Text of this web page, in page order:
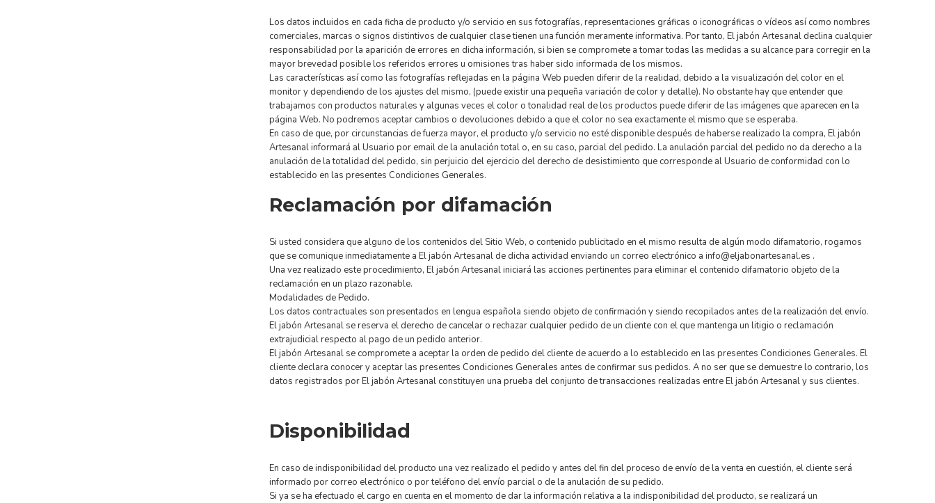
Los datos incluidos en cada ficha de producto y/o servicio en sus fotografías, representaciones gráficas o iconográficas o vídeos así como nombres
comerciales, marcas o signos distintivos de cualquier clase tienen una función meramente informativa. Por tanto, El jabón Artesanal declina cualquier
responsabilidad por la aparición de errores en dicha información, si bien se compromete a tomar todas las medidas a su alcance para corregir en la
mayor brevedad posible los referidos errores u omisiones tras haber sido informada de los mismos.
Las características así como las fotografías reflejadas en la página Web pueden diferir de la realidad, debido a la visualización del color en el
monitor y dependiendo de los ajustes del mismo, (puede existir una pequeña variación de color y detalle). No obstante hay que entender que
trabajamos con productos naturales y algunas veces el color o tonalidad real de los productos puede diferir de las imágenes que aparecen en la
página Web. No podremos aceptar cambios o devoluciones debido a que el color no sea exactamente el mismo que se esperaba.
En caso de que, por circunstancias de fuerza mayor, el producto y/o servicio no esté disponible después de haberse realizado la compra, El jabón
Artesanal informará al Usuario por email de la anulación total o, en su caso, parcial del pedido. La anulación parcial del pedido no da derecho a la
anulación de la totalidad del pedido, sin perjuicio del ejercicio del derecho de desistimiento que corresponde al Usuario de conformidad con lo
establecido en las presentes Condiciones Generales.
Reclamación por difamación
Si usted considera que alguno de los contenidos del Sitio Web, o contenido publicitado en el mismo resulta de algún modo difamatorio, rogamos
que se comunique inmediatamente a El jabón Artesanal de dicha actividad enviando un correo electrónico a info@eljabonartesanal.es .
Una vez realizado este procedimiento, El jabón Artesanal iniciará las acciones pertinentes para eliminar el contenido difamatorio objeto de la
reclamación en un plazo razonable.
Modalidades de Pedido.
Los datos contractuales son presentados en lengua española siendo objeto de confirmación y siendo recopilados antes de la realización del envío.
El jabón Artesanal se reserva el derecho de cancelar o rechazar cualquier pedido de un cliente con el que mantenga un litigio o reclamación
extrajudicial respecto al pago de un pedido anterior.
El jabón Artesanal se compromete a aceptar la orden de pedido del cliente de acuerdo a lo establecido en las presentes Condiciones Generales. El
cliente declara conocer y aceptar las presentes Condiciones Generales antes de confirmar sus pedidos. A no ser que se demuestre lo contrario, los
datos registrados por El jabón Artesanal constituyen una prueba del conjunto de transacciones realizadas entre El jabón Artesanal y sus clientes.
Disponibilidad
En caso de indisponibilidad del producto una vez realizado el pedido y antes del fin del proceso de envío de la venta en cuestión, el cliente será
informado por correo electrónico o por teléfono del envío parcial o de la anulación de su pedido.
Si ya se ha efectuado el cargo en cuenta en el momento de dar la información relativa a la indisponibilidad del producto, se realizará un